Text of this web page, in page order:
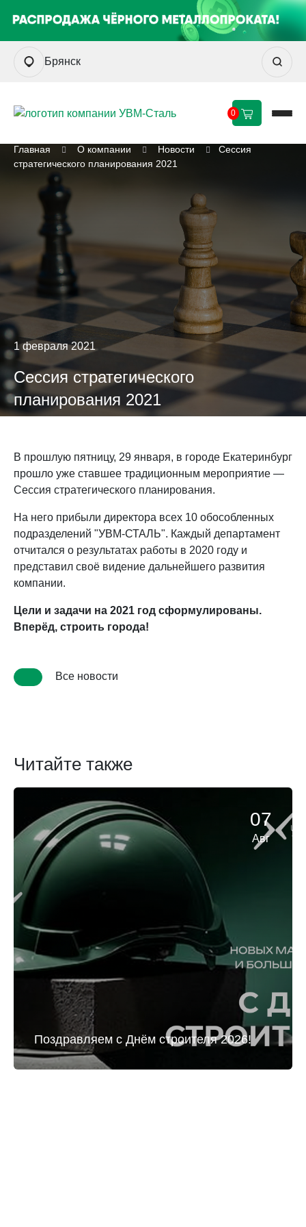
Брянск
0
Главная О компании Новости
Сессия
стратегического планирования 2021
1 февраля 2021
Сессия стратегического
планирования 2021
В прошлую пятницу, 29 января, в городе Екатеринбург
прошло уже ставшее традиционным мероприятие —
Сессия стратегического планирования.
На него прибыли директора всех 10 обособленных
подразделений "УВМ-СТАЛЬ". Каждый департамент
отчитался о результатах работы в 2020 году и
представил своё видение дальнейшего развития
компании.
Цели и задачи на 2021 год сформулированы.
Вперёд, строить города!
Все новости
Читайте также
07
Авг
Поздравляем с Днём строителя 2026!